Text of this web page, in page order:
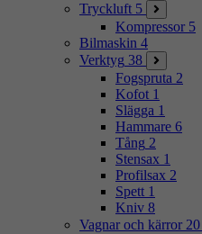
Tryckluft 5
Kompressor 5
Bilmaskin 4
Verktyg 38
Fogspruta 2
Kofot 1
Slägga 1
Hammare 6
Tång 2
Stensax 1
Profilsax 2
Spett 1
Kniv 8
Vagnar och kärror 20